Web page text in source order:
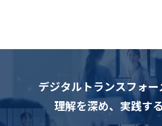
デジタルトランスフォ
理解を深め、 実践す